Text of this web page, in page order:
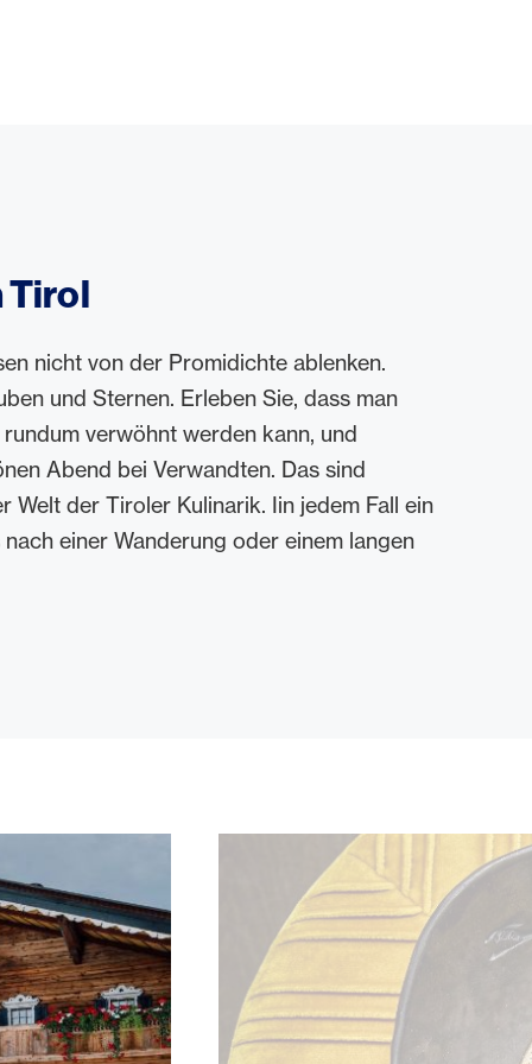
Tirol
nicht von der Promidichte ablenken.
und Sternen. Erleben Sie, dass man
verwöhnt werden kann, und
Abend bei Verwandten. Das sind
Welt der Tiroler Kulinarik. Iin jedem Fall ein
einer Wanderung oder einem langen